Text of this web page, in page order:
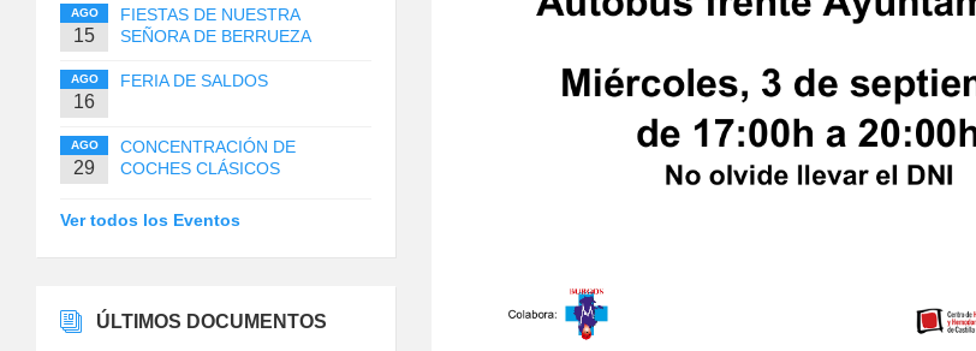
AGO
15
FIESTAS DE NUESTRA
SEÑORA DE BERRUEZA
AGO
16
FERIA DE SALDOS
AGO
29
CONCENTRACIÓN DE
COCHES CLÁSICOS
Ver todos los Eventos
ÚLTIMOS DOCUMENTOS